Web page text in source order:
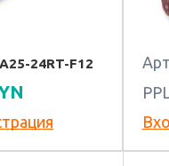
24RT-F12